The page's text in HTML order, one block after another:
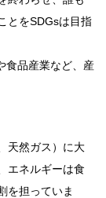
とをSDGsは目指
食品産業など、産
天然ガス）に大
エネルギーは食
を担っていま